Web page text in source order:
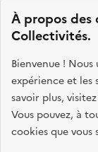
À propos des
Collectivités.
Bienvenue !
expérience et les
savoir plus,
Vous pouvez, à
cookies que vous
des Territoires
Cohésion des
est disponible en
avec le système
legifrance.gouv.fr
service-